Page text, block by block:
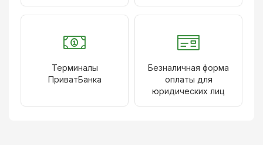
Терминалы
ПриватБанка
Безналичная форма
оплаты для
юридических лиц